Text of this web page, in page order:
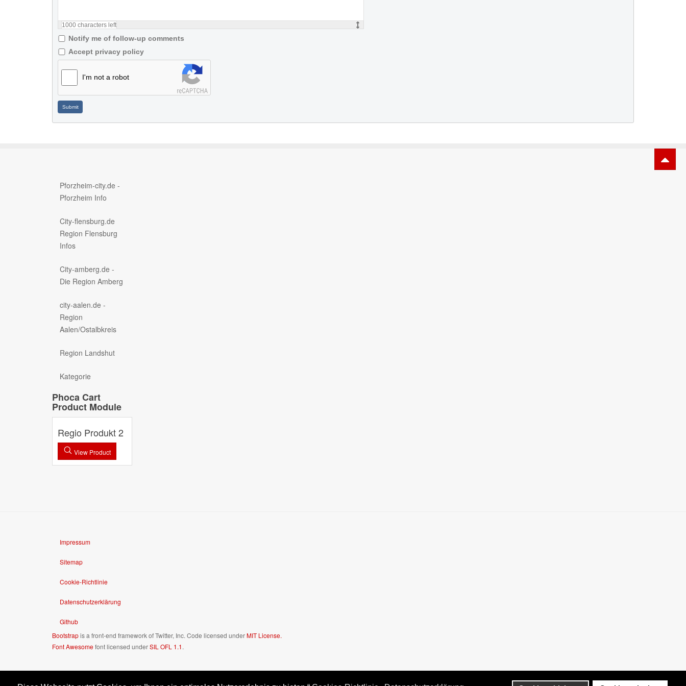
1000 characters left
Notify me of follow-up comments
Accept privacy policy
I'm not a robot
Submit
Pforzheim-city.de -
Pforzheim Info
City-flensburg.de
Region Flensburg
Infos
City-amberg.de -
Die Region Amberg
city-aalen.de -
Region
Aalen/Ostalbkreis
Region Landshut
Kategorie
Phoca Cart
Product Module
Regio Produkt 2
View Product
Impressum
Sitemap
Cookie-Richtlinie
Datenschutzerklärung
Github
Bootstrapis a front-end framework of Twitter, Inc. Code licensed underMIT License.
Font Awesomefont licensed underSIL OFL 1.1.